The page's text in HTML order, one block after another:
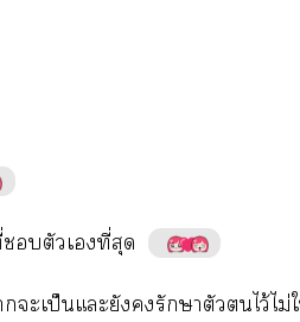
​
ป็​​​​​​​ไว้​ไ